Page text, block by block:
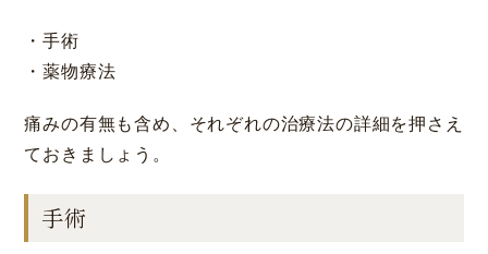
・手術
・薬物療法
痛みの有無も含め、それぞれの治療法の詳細を押さえ
ておきましょう。
手術